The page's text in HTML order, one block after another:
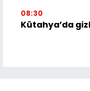
08:30
Kütahya’da